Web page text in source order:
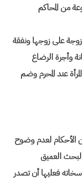
من المحاكم
على زوجها ونفقة
وأجرة الرضاع
عند المحرم وضم
الأحكام لعدم وضوح
العميق
فعليها أن تصدر